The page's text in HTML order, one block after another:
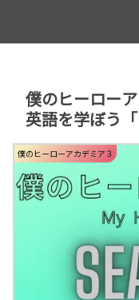
僕のヒーロー
英語を学ぼう「
僕のヒーローアカデミア３